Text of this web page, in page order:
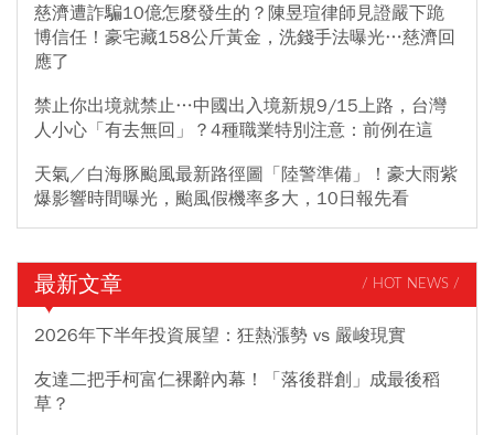
慈濟遭詐騙10億怎麼發生的？陳昱瑄律師見證嚴下跪
博信任！豪宅藏158公斤黃金，洗錢手法曝光…慈濟回
應了
禁止你出境就禁止…中國出入境新規9/15上路，台灣
人小心「有去無回」？4種職業特別注意：前例在這
天氣／白海豚颱風最新路徑圖「陸警準備」！豪大雨紫
爆影響時間曝光，颱風假機率多大，10日報先看
最新文章 / HOT NEWS /
2026年下半年投資展望：狂熱漲勢 vs 嚴峻現實
友達二把手柯富仁裸辭內幕！「落後群創」成最後稻
草？